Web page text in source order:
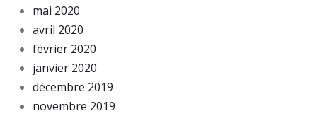
mai 2020
avril 2020
février 2020
janvier 2020
décembre 2019
novembre 2019